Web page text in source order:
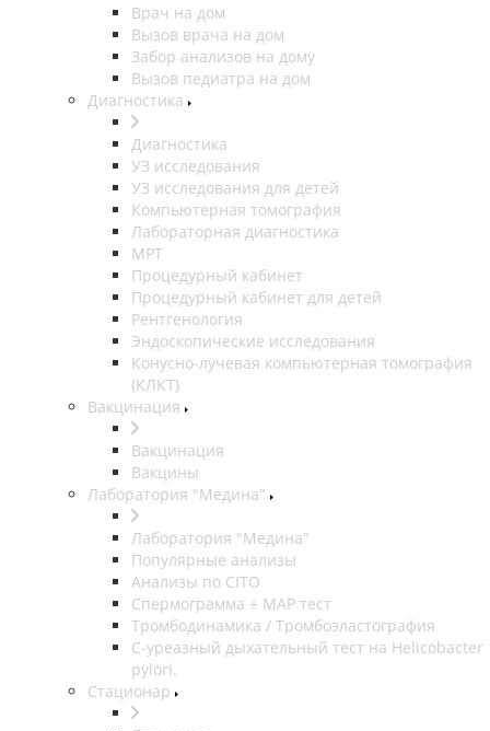
Врач на дом
Вызов врача на дом
Забор анализов на дому
Вызов педиатра на дом
Диагностика
Диагностика
УЗ исследования
УЗ исследования для детей
Компьютерная томография
Лабораторная диагностика
МРТ
Процедурный кабинет
Процедурный кабинет для детей
Рентгенология
Эндоскопические исследования
Конусно-лучевая компьютерная томография
(КЛКТ)
Вакцинация
Вакцинация
Вакцины
Лаборатория "Медина"
Лаборатория "Медина"
Популярные анализы
Анализы по CITO
Спермограмма + МАР тест
Тромбодинамика / Тромбоэластография
С-уреазный дыхательный тест на Helicobacter
pylori.
Стационар